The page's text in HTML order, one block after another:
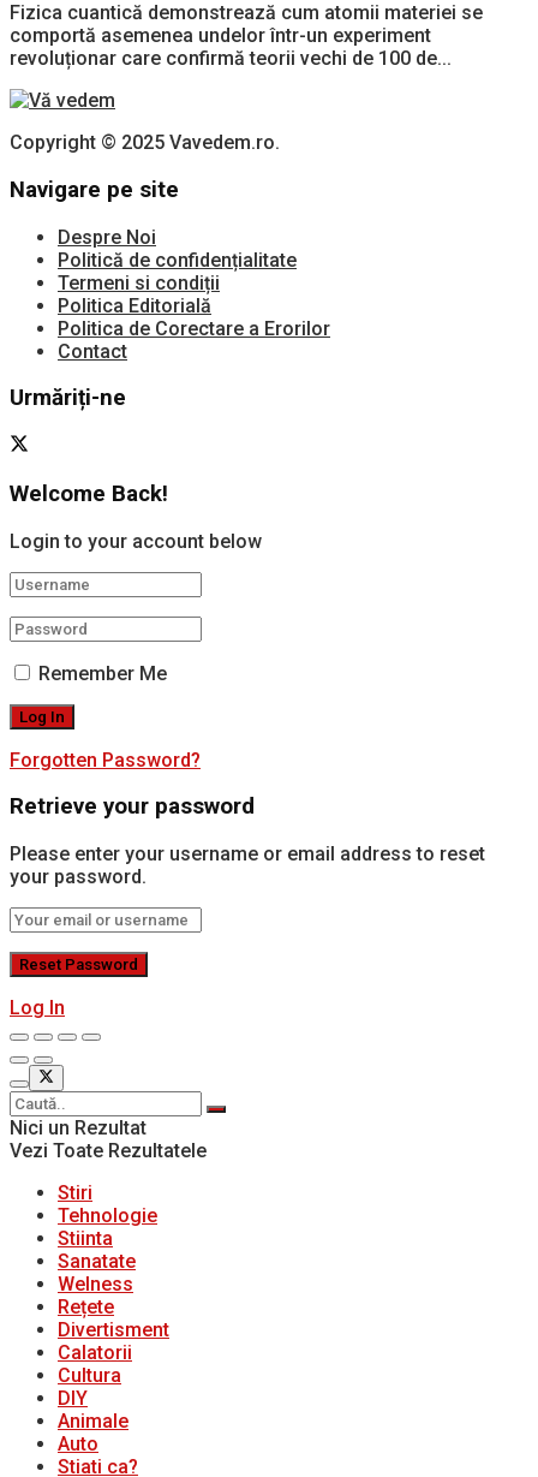
Fizica cuantică demonstrează cum atomii materiei se
comportă asemenea undelor într-un experiment
revoluționar care confirmă teorii vechi de 100 de...
Copyright © 2025 Vavedem.ro.
Navigare pe site
Despre Noi
Politică de confidențialitate
Termeni si condiții
Politica Editorială
Politica de Corectare a Erorilor
Contact
Urmăriți-ne
Welcome Back!
Login to your account below
Remember Me
Forgotten Password?
Retrieve your password
Please enter your username or email address to reset
your password.
Log In
Nici un Rezultat
Vezi Toate Rezultatele
Stiri
Tehnologie
Stiinta
Sanatate
Welness
Rețete
Divertisment
Calatorii
Cultura
DIY
Animale
Auto
Stiati ca?